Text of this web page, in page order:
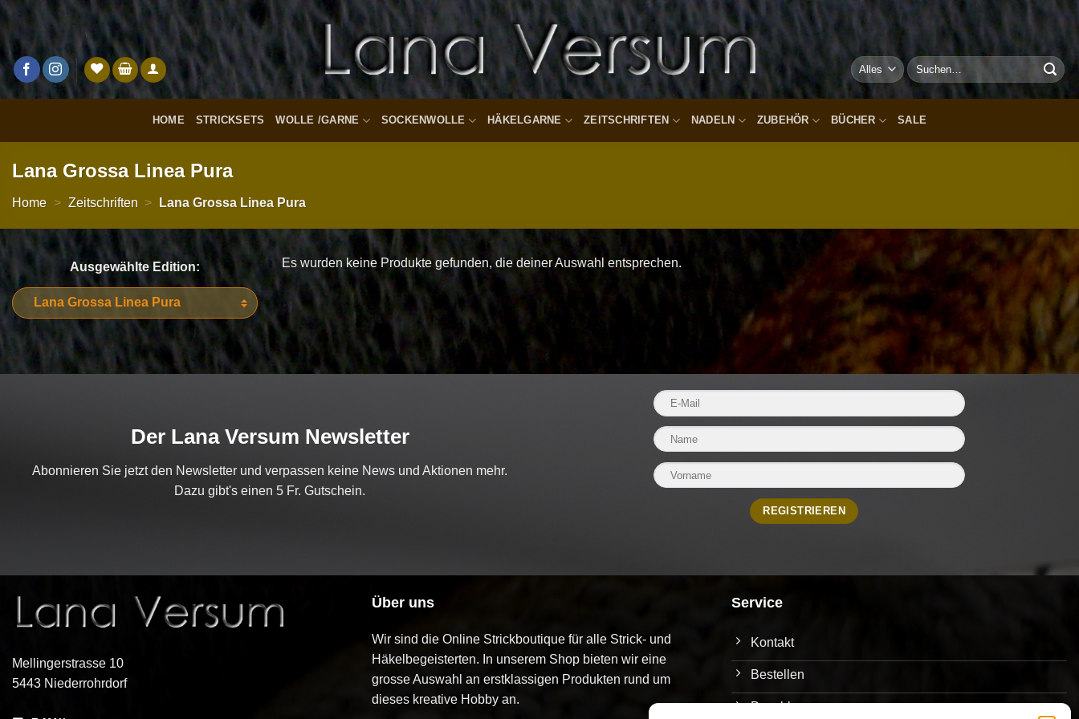
Zum
Inhalt
Suchen
nach:
HOME STRICKSETS WOLLE /GARNE SOCKENWOLLE HÄKELGARNE ZEITSCHRIFTEN NADELN ZUBEHÖR BÜCHER SALE
Lana Grossa Linea Pura
Home > Zeitschriften > Lana Grossa Linea Pura
Ausgewählte Edition: Es wurden keine Produkte gefunden, die deiner Auswahl entsprechen.
Der Lana Versum Newsletter
Abonnieren Sie jetzt den Newsletter und verpassen keine News und Aktionen mehr.
Dazu gibt's einen 5 Fr. Gutschein.
Mellingerstrasse 10
5443 Niederrohrdorf
Über uns
Wir sind die Online Strickboutique für alle Strick- und
Häkelbegeisterten. In unserem Shop bieten wir eine
grosse Auswahl an erstklassigen Produkten rund um
dieses kreative Hobby an.
Service
Kontakt
Bestellen
Bezahlen